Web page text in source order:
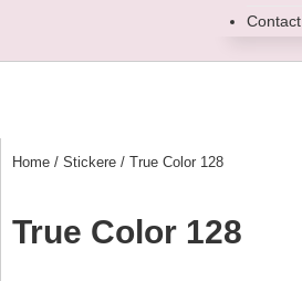
Contact
Home / Stickere / True Color 128
True Color 128